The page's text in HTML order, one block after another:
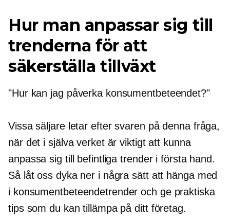
Hur man anpassar sig till
trenderna för att
säkerställa tillväxt
"Hur kan jag påverka konsumentbeteendet?"
Vissa säljare letar efter svaren på denna fråga,
när det i själva verket är viktigt att kunna
anpassa sig till befintliga trender i första hand.
Så låt oss dyka ner i några sätt att hänga med
i konsumentbeteendetrender och ge praktiska
tips som du kan tillämpa på ditt företag.